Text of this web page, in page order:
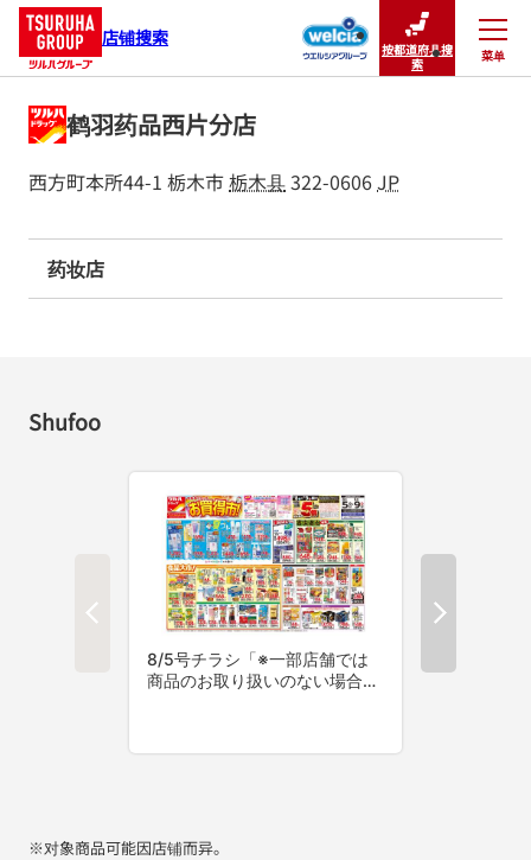
店铺搜索
按都道府县搜
索
菜单
关闭
鹤羽药品西片分店
西方町本所44-1 栃木市栃木县322-0606JP
药妆店
Shufoo
※对象商品可能因店铺而异。